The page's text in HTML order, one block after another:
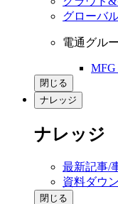
グローバ
電通グル
MFG
閉じる
ナレッジ
ナレッジ
最新記事/
資料ダウ
閉じる